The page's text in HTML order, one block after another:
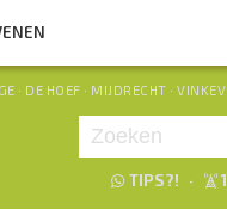
· DE HOEF · MIJDRECHT ·
TIPS?! ·